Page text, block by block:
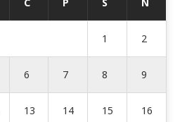
1 2
6 7 8 9
13 14 15 16